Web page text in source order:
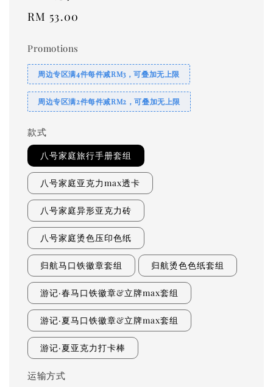
Regular
RM 53.00
Promotions
周边专区满4件每件减RM3，可叠加无上限
周边专区满2件每件减RM2，可叠加无上限
款式
八号家庭旅行手册套组
八号家庭亚克力max透卡
八号家庭异形亚克力砖
八号家庭烫色压印色纸
归航马口铁徽章套组 归航烫色色纸套组
游记·春马口铁徽章&立牌max套组
游记·夏马口铁徽章&立牌max套组
游记·夏亚克力打卡棒
运输方式